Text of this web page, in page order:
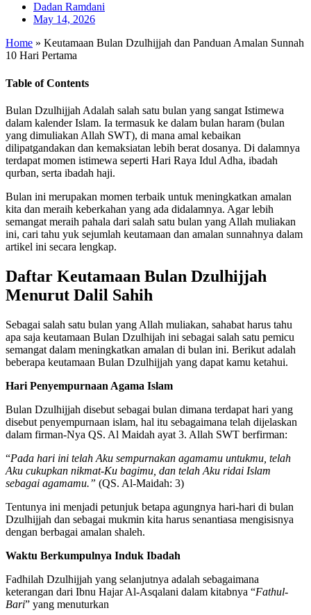
Dadan Ramdani
May 14, 2026
Home » Keutamaan Bulan Dzulhijjah dan Panduan Amalan Sunnah
10 Hari Pertama
Table of Contents
Bulan Dzulhijjah Adalah salah satu bulan yang sangat Istimewa
dalam kalender Islam. Ia termasuk ke dalam bulan haram (bulan
yang dimuliakan Allah SWT), di mana amal kebaikan
dilipatgandakan dan kemaksiatan lebih berat dosanya. Di dalamnya
terdapat momen istimewa seperti Hari Raya Idul Adha, ibadah
qurban, serta ibadah haji.
Bulan ini merupakan momen terbaik untuk meningkatkan amalan
kita dan meraih keberkahan yang ada didalamnya. Agar lebih
semangat meraih pahala dari salah satu bulan yang Allah muliakan
ini, cari tahu yuk sejumlah keutamaan dan amalan sunnahnya dalam
artikel ini secara lengkap.
Daftar Keutamaan Bulan Dzulhijjah
Menurut Dalil Sahih
Sebagai salah satu bulan yang Allah muliakan, sahabat harus tahu
apa saja keutamaan Bulan Dzulhijah ini sebagai salah satu pemicu
semangat dalam meningkatkan amalan di bulan ini. Berikut adalah
beberapa keutamaan Bulan Dzulhijjah yang dapat kamu ketahui.
Hari Penyempurnaan Agama Islam
Bulan Dzulhijjah disebut sebagai bulan dimana terdapat hari yang
disebut penyempurnaan islam, hal itu sebagaimana telah dijelaskan
dalam firman-Nya QS. Al Maidah ayat 3. Allah SWT berfirman:
“Pada hari ini telah Aku sempurnakan agamamu untukmu, telah
Aku cukupkan nikmat-Ku bagimu, dan telah Aku ridai Islam
sebagai agamamu.” (QS. Al-Maidah: 3)
Tentunya ini menjadi petunjuk betapa agungnya hari-hari di bulan
Dzulhijjah dan sebagai mukmin kita harus senantiasa mengisisnya
dengan berbagai amalan shaleh.
Waktu Berkumpulnya Induk Ibadah
Fadhilah Dzulhijjah yang selanjutnya adalah sebagaimana
keterangan dari Ibnu Hajar Al-Asqalani dalam kitabnya “Fathul-
Bari” yang menuturkan